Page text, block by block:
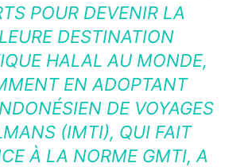
POUR DEVENIR LA
DESTINATION
HALAL AU MONDE,
EN ADOPTANT
DE VOYAGES
(IMTI), QUI FAIT
À LA NORME GMTI, A